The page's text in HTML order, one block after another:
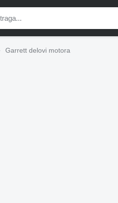
Garrett delovi motora